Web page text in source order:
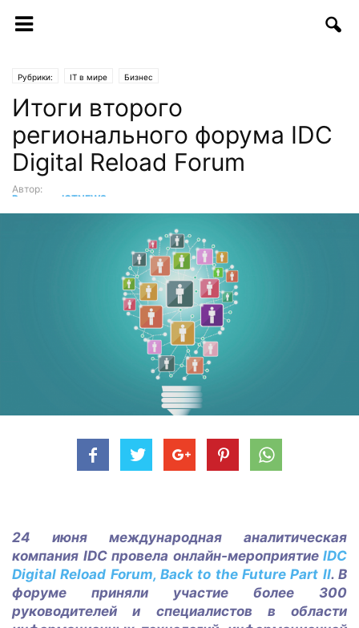
Рубрики: IT в мире Бизнес
Итоги второго
регионального форума IDC
Digital Reload Forum
Автор:
Редакция ICTNEWS
24 июня международная аналитическая
компания IDC провела онлайн-мероприятие IDC
Digital Reload Forum, Back to the Future Part II. В
форуме приняли участие более 300
руководителей и специалистов в области